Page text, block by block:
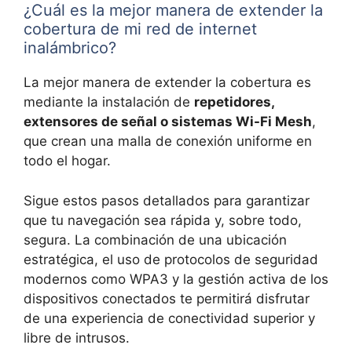
¿Cuál es la mejor manera de extender la
cobertura de mi red de internet
inalámbrico?
La mejor manera de extender la cobertura es
mediante la instalación de repetidores,
extensores de señal o sistemas Wi-Fi Mesh,
que crean una malla de conexión uniforme en
todo el hogar.
Sigue estos pasos detallados para garantizar
que tu navegación sea rápida y, sobre todo,
segura. La combinación de una ubicación
estratégica, el uso de protocolos de seguridad
modernos como WPA3 y la gestión activa de los
dispositivos conectados te permitirá disfrutar
de una experiencia de conectividad superior y
libre de intrusos.